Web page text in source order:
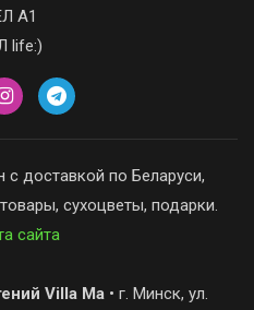
А1
life:)
с доставкой по Беларуси,
сухоцветы, подарки.
сайта
Villa Ma • г. Минск, ул.